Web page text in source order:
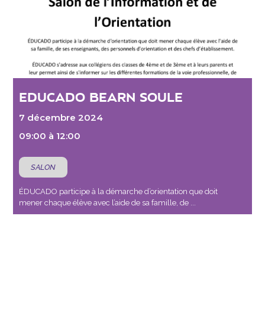
EDUCADO BEARN SOULE
7 décembre 2024
09:00 à 12:00
SALON
ÉDUCADO participe à la démarche d’orientation que doit
mener chaque élève avec l’aide de sa famille, de ...